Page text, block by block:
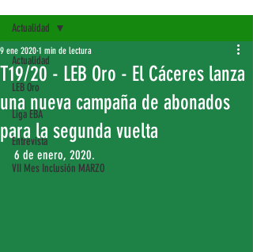
Actualidad
LEB Oro
Liga EBA
Entrevista
VII Mes Inclusión MARZO
Actualidad
T19/20 - LEB Oro - El Cáceres lanza
una nueva campaña de abonados
para la segunda vuelta
9 ene 2020 1 min de lectura
6 de enero, 2020.